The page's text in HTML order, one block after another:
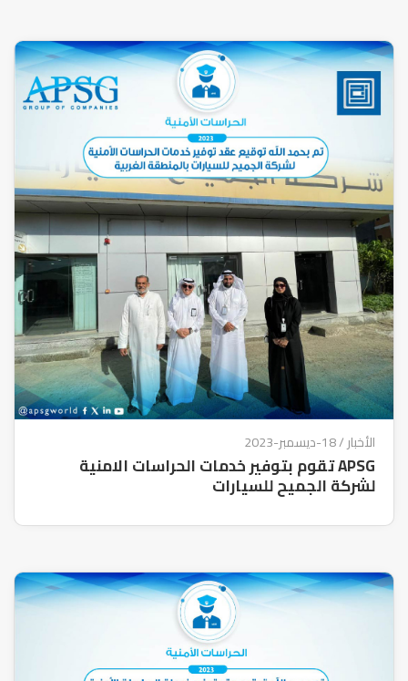
الأخبار/ 18-ديسمبر-2023
APSG تقوم بتوفير خدمات الحراسات الامنية
لشركة الجميح للسيارات